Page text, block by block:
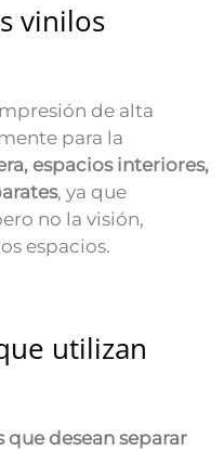
vinilos
de alta
para la
espacios interiores,
, ya que
no la visión,
espacios.
utilizan
que desean separar